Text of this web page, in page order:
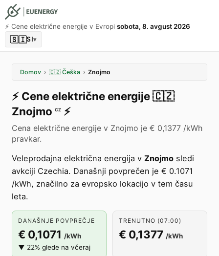
⚡️ Cene električne energije v Evropi sobota, 8. avgust 2026
🇸🇮SI▾
Domov › 🇨🇿 Češka › Znojmo
⚡️ Cene električne energije🇨🇿
Znojmo CZ ⚡️
Cena električne energije v Znojmo je € 0,1377 /kWh
pravkar.
Veleprodajna električna energija v Znojmo sledi
avkciji Czechia. Današnji povprečen je € 0.1071
/kWh, značilno za evropsko lokacijo v tem času
leta.
DANAŠNJE POVPREČJE
€ 0,1071 /kWh
▼ 22% glede na včeraj
TRENUTNO (07:00)
€ 0,1377 /kWh